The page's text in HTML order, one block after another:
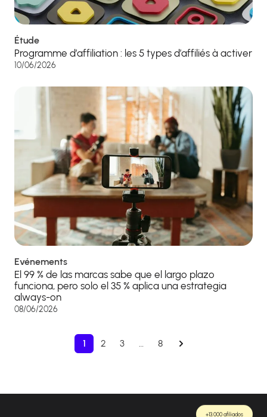
Étude
Programme d’affiliation : les 5 types d’affiliés à activer
10/06/2026
Evénements
El 99 % de las marcas sabe que el largo plazo
funciona, pero solo el 35 % aplica una estrategia
always-on
08/06/2026
1 2 3 … 8
+13.000 afiliados